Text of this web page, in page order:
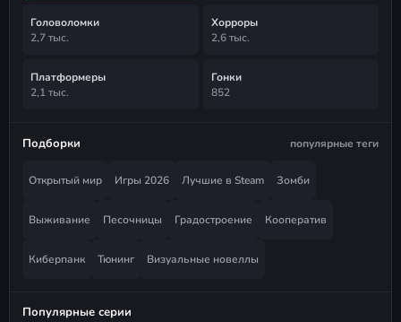
Головоломки
2,7 тыс.
Хорроры
2,6 тыс.
Платформеры
2,1 тыс.
Гонки
852
Подборки популярные теги
Открытый мир Игры 2026 Лучшие в Steam Зомби
Выживание Песочницы Градостроение Кооператив
Киберпанк Тюнинг Визуальные новеллы
Популярные серии